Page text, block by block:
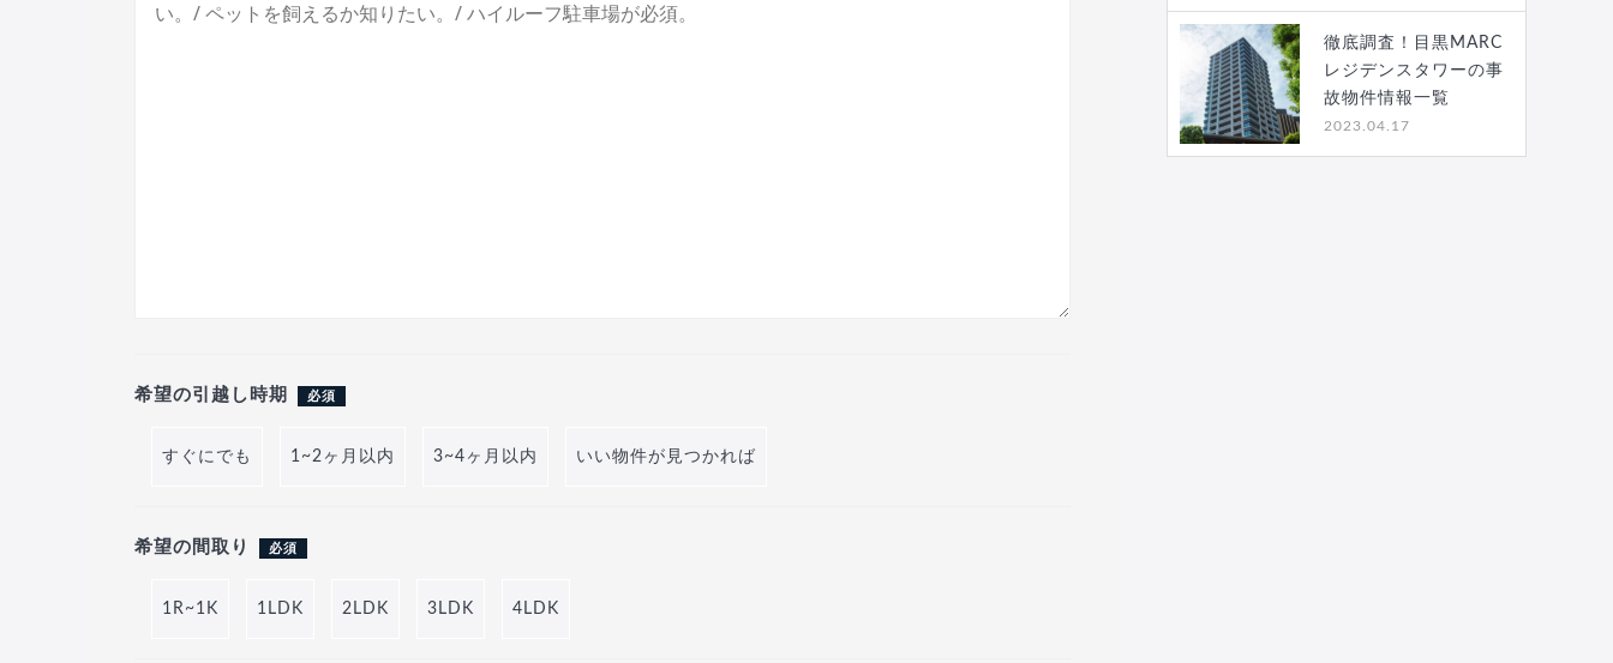
希望の引越し時期 必須
すぐにでも 1~2ヶ月以内 3~4ヶ月以内 いい物件が見つかれば
希望の間取り 必須
1R~1K 1LDK 2LDK 3LDK 4LDK
徹底調査！目黒MARC
レジデンスタワーの事
故物件情報一覧
2023.04.17